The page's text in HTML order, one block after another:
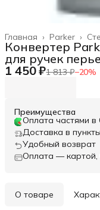
Parker ›
Главная ›
Конвертер
для ручек
1 450 ₽1 813 ₽−20%
Преимущества
Оплата частями в
Доставка в
Удобный возврат
Оплата — картой,
О товаре